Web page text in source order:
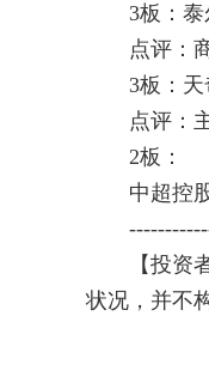
3板：泰
点评：商
3板：天
点评：主
2板：
中超控股
【投资者
状况，并不